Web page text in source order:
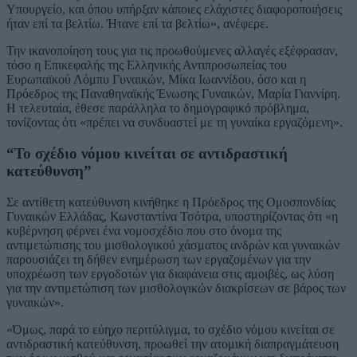
Υπουργείο, και όπου υπήρξαν κάποιες ελάχιστες διαφοροποιήσεις
ήταν επί τα βελτίω. Ήτανε επί τα βελτίω», ανέφερε.
Την ικανοποίηση τους για τις προωθούμενες αλλαγές εξέφρασαν,
τόσο η Επικεφαλής της Ελληνικής Αντιπροσωπείας του
Ευρωπαϊκού Λόμπυ Γυναικών, Μίκα Ιωαννίδου, όσο και η
Πρόεδρος της Παναθηναϊκής Ένωσης Γυναικών, Μαρία Γιαννίρη.
Η τελευταία, έθεσε παράλληλα το δημογραφικό πρόβλημα,
τονίζοντας ότι «πρέπει να συνδυαστεί με τη γυναίκα εργαζόμενη».
“Το σχέδιο νόμου κινείται σε αντιδραστική
κατεύθυνση”
Σε αντίθετη κατεύθυνση κινήθηκε η Πρόεδρος της Ομοσπονδίας
Γυναικών Ελλάδας, Κωνσταντίνα Τσότρα, υποστηρίζοντας ότι «η
κυβέρνηση φέρνει ένα νομοσχέδιο που στο όνομα της
αντιμετώπισης του μισθολογικού χάσματος ανδρών και γυναικών
παρουσιάζει τη δήθεν ενημέρωση των εργαζομένων για την
υποχρέωση των εργοδοτών για διαφάνεια στις αμοιβές, ως λύση
για την αντιμετώπιση των μισθολογικών διακρίσεων σε βάρος των
γυναικών».
«Όμως, παρά το εύηχο περιτύλιγμα, το σχέδιο νόμου κινείται σε
αντιδραστική κατεύθυνση, προωθεί την ατομική διαπραγμάτευση